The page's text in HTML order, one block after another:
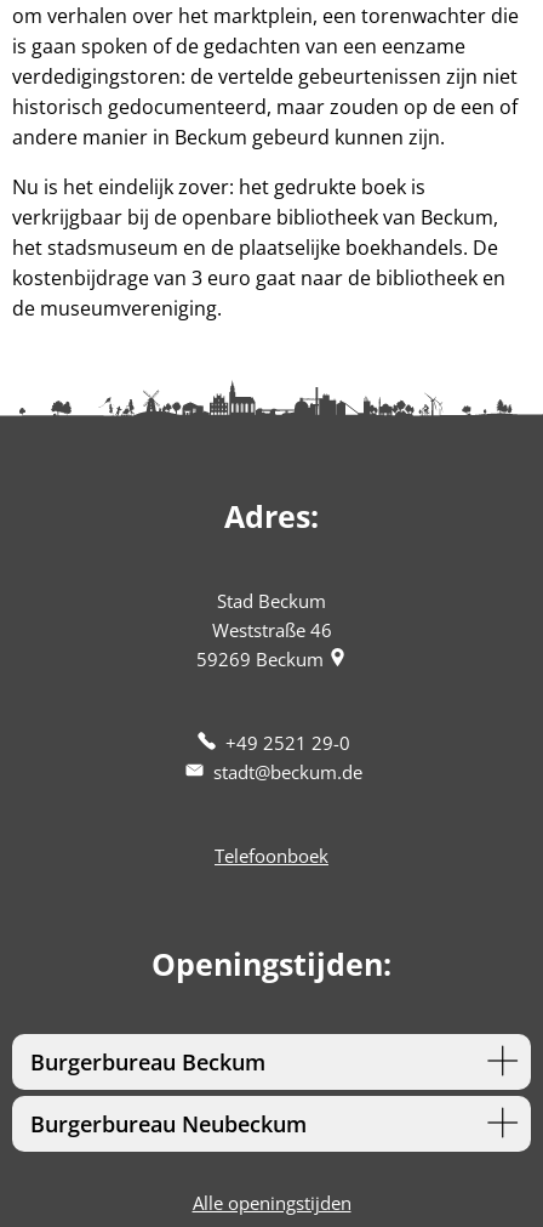
om verhalen over het marktplein, een torenwachter die
is gaan spoken of de gedachten van een eenzame
verdedigingstoren: de vertelde gebeurtenissen zijn niet
historisch gedocumenteerd, maar zouden op de een of
andere manier in Beckum gebeurd kunnen zijn.
Nu is het eindelijk zover: het gedrukte boek is
verkrijgbaar bij de openbare bibliotheek van Beckum,
het stadsmuseum en de plaatselijke boekhandels. De
kostenbijdrage van 3 euro gaat naar de bibliotheek en
de museumvereniging.
Adres:
Stad Beckum
Weststraße 46
59269 Beckum
+49 2521 29-0
stadt@beckum.de
Telefoonboek
Openingstijden:
Burgerbureau Beckum
Burgerbureau Neubeckum
Alle openingstijden